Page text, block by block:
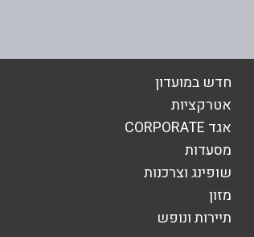
אימייל*
חדש במועדון
אטרקציות
אגד CORPORATE
מסעדות
שופינג וצרכנות
מזון
תיירות ונופש